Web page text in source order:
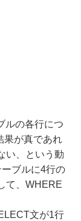
ルの各行につ
果が真であれ
い、という動
ブルに4行の
て、WHERE
文が1行